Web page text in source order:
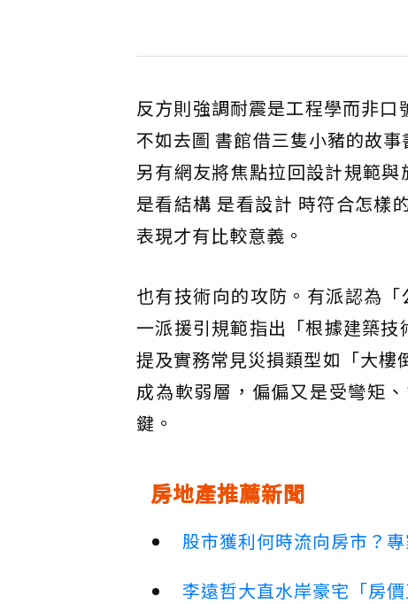
反方則強調耐震是工程學而非
不如去圖 書館借三隻小豬的故
另有網友將焦點拉回設計規範
是看結構 是看設計 時符合怎樣
表現才有比較意義。
也有技術向的攻防。有派認為
一派援引規範指出「根據建築
提及實務常見災損類型如「大樓
成為軟弱層，偏偏又是受彎矩
鍵。
房地產推薦新聞
股市獲利何時流向房市？
李遠哲大直水岸豪宅「房